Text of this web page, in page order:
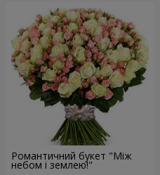
Романтичний букет "Між
небом і землею!"